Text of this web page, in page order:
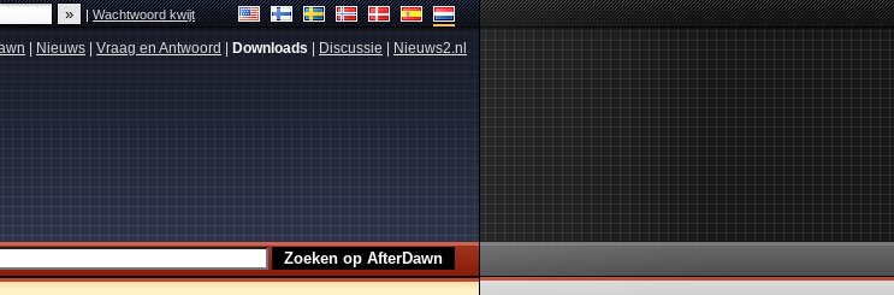
|Wachtwoord kwijt
Nieuws Vraag en Antwoord Downloads Discussie Nieuws2.nl